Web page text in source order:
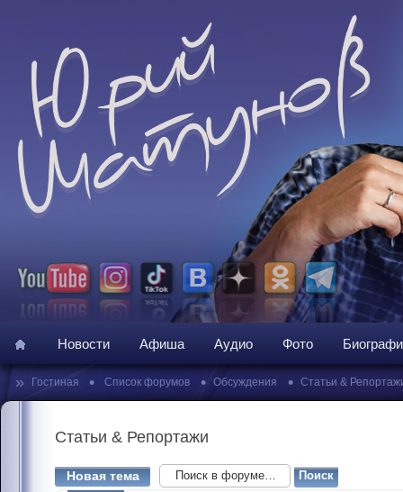
Новости Афиша Аудио Фото
» Гостиная • Список форумов • Обсуждения • Статьи &
Статьи & Репортажи
Новая тема